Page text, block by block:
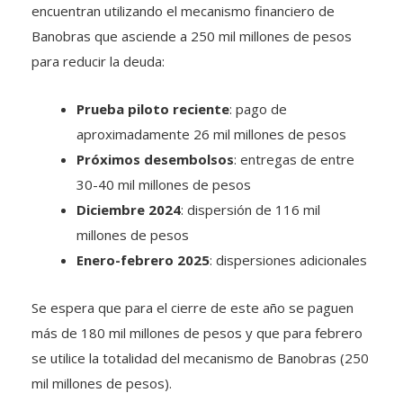
encuentran utilizando el mecanismo financiero de
Banobras que asciende a 250 mil millones de pesos
para reducir la deuda:
Prueba piloto reciente: pago de
aproximadamente 26 mil millones de pesos
Próximos desembolsos: entregas de entre
30-40 mil millones de pesos
Diciembre 2024: dispersión de 116 mil
millones de pesos
Enero-febrero 2025: dispersiones adicionales
Se espera que para el cierre de este año se paguen
más de 180 mil millones de pesos y que para febrero
se utilice la totalidad del mecanismo de Banobras (250
mil millones de pesos).